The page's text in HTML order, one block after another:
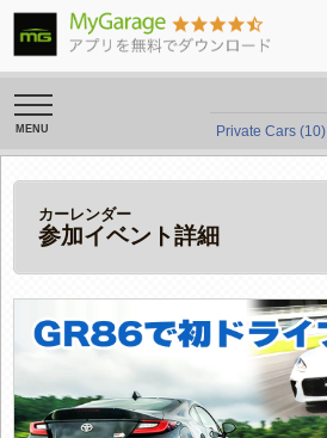
toggle
navigation
Private Cars (10)
カーレンダー
参加イベント詳細